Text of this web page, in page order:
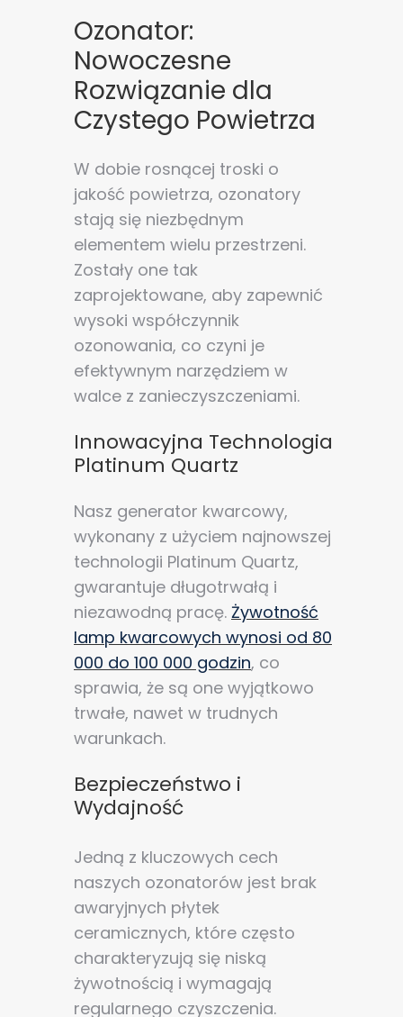
Ozonator:
Nowoczesne
Rozwiązanie dla
Czystego Powietrza
W dobie rosnącej troski o
jakość powietrza, ozonatory
stają się niezbędnym
elementem wielu przestrzeni.
Zostały one tak
zaprojektowane, aby zapewnić
wysoki współczynnik
ozonowania, co czyni je
efektywnym narzędziem w
walce z zanieczyszczeniami.
Innowacyjna Technologia
Platinum Quartz
Nasz generator kwarcowy,
wykonany z użyciem najnowszej
technologii Platinum Quartz,
gwarantuje długotrwałą i
niezawodną pracę. Żywotność
lamp kwarcowych wynosi od 80
000 do 100 000 godzin, co
sprawia, że są one wyjątkowo
trwałe, nawet w trudnych
warunkach.
Bezpieczeństwo i
Wydajność
Jedną z kluczowych cech
naszych ozonatorów jest brak
awaryjnych płytek
ceramicznych, które często
charakteryzują się niską
żywotnością i wymagają
regularnego czyszczenia.